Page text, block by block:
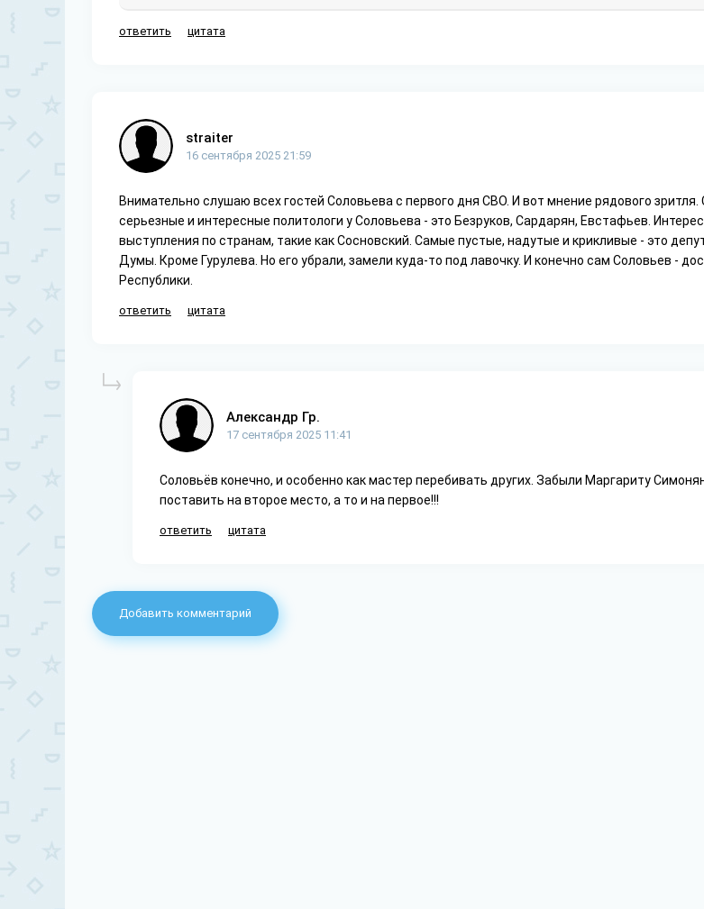
ответить цитата
straiter
16 сентября 2025 21:59
Внимательно слушаю всех гостей Соловьева с первого дня СВО. И вот мнение рядового
серьезные и интересные политологи у Соловьева - это Безруков, Сардарян, Евстафьев.
выступления по странам, такие как Сосновский. Самые пустые, надутые и крикливые - это
Думы. Кроме Гурулева. Но его убрали, замели куда-то под лавочку. И конечно сам Соловьев -
Республики.
ответить цитата
Александр Гр.
17 сентября 2025 11:41
Соловьёв конечно, и особенно как мастер перебивать других. Забыли Маргариту
поставить на второе место, а то и на первое!!!
ответить цитата
Добавить комментарий